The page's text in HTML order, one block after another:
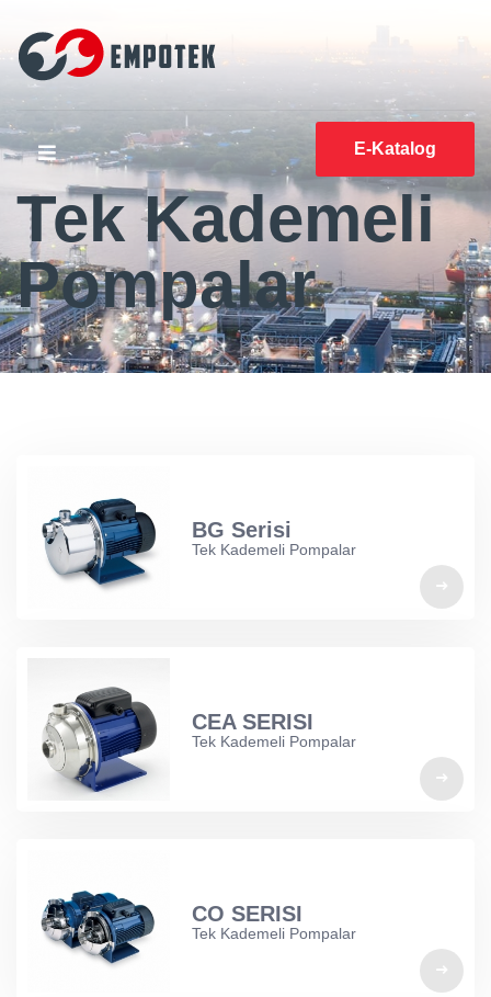
E-Katalog
Tek Kademeli
Pompalar
BG Serisi
Tek Kademeli Pompalar
CEA SERISI
Tek Kademeli Pompalar
CO SERISI
Tek Kademeli Pompalar